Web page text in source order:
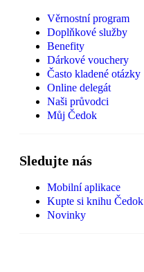
Věrnostní program
Doplňkové služby
Benefity
Dárkové vouchery
Často kladené otázky
Online delegát
Naši průvodci
Můj Čedok
Sledujte nás
Mobilní aplikace
Kupte si knihu Čedok
Novinky